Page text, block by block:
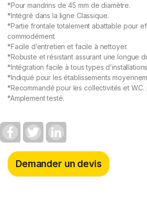
*Pour mandrins de 45 mm de diamètre.
*Intégré dans la ligne Classique.
*Partie frontale totalement abattable pour
commodément.
*Facile d’entretien et facile à nettoyer.
*Robuste et résistant assurant une longue
*Intégration facile à tous types
*Indiqué pour les établissements
*Recommandé pour les collectivités et W.C.
*Amplement testé.
c
e
b
o
o
i
t
t
e
r
n
k
e
d
I
Demander un devis